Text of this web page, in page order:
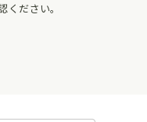
ださい。